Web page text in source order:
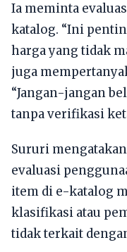
Ia meminta
katalog. “Ini
harga yang tidak
juga
“Jangan-jangan
tanpa verifikasi
Sururi
evaluasi
item di e-katalog
klasifikasi atau
tidak terkait